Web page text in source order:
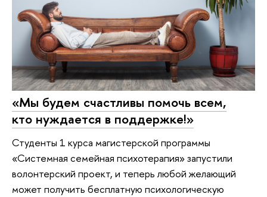
«Мы будем счастливы помочь всем,
кто нуждается в поддержке!»
Студенты 1 курса магистерской программы
«Системная семейная психотерапия» запустили
волонтерский проект, и теперь любой желающий
может получить бесплатную психологическую